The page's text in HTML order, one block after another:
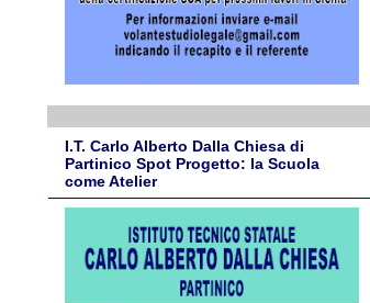
I.T. Carlo Alberto Dalla Chiesa di
Partinico Spot Progetto: la Scuola
come Atelier